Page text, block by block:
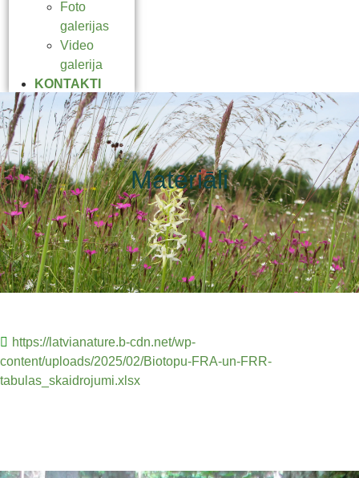
Foto
galerijas
Video
galerija
KONTAKTI
Materiāli
https://latvianature.b-cdn.net/wp-
content/uploads/2025/02/Biotopu-FRA-un-FRR-
tabulas_skaidrojumi.xlsx